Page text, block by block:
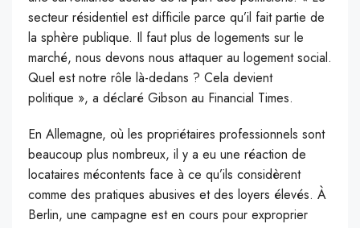
secteur résidentiel est difficile parce qu’il fait partie de
la sphère publique. Il faut plus de logements sur le
marché, nous devons nous attaquer au logement social.
Quel est notre rôle là-dedans ? Cela devient
politique », a déclaré Gibson au Financial Times.
En Allemagne, où les propriétaires professionnels sont
beaucoup plus nombreux, il y a eu une réaction de
locataires mécontents face à ce qu’ils considèrent
comme des pratiques abusives et des loyers élevés. À
Berlin, une campagne est en cours pour exproprier